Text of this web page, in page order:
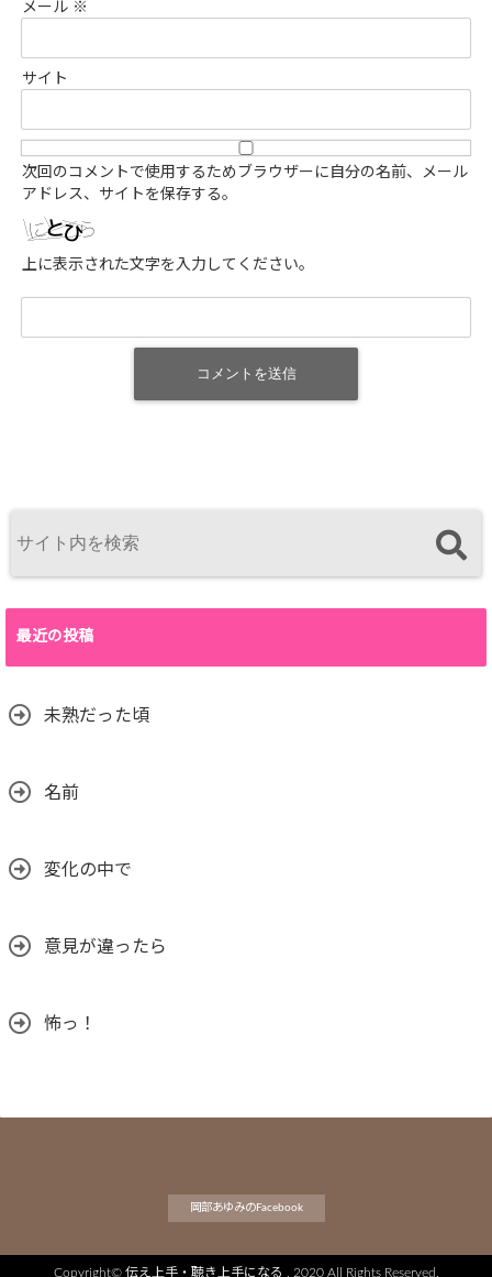
メール ※
サイト
次回のコメントで使用するためブラウザーに自分の名前、メール
アドレス、サイトを保存する。
上に表示された文字を入力してください。
最近の投稿
未熟だった頃
名前
変化の中で
意見が違ったら
怖っ！
岡部あゆみのFacebook
Copyright© 伝え上手・聴き上手になる , 2020 All Rights Reserved.